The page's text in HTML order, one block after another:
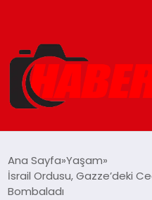
GÜNCEL
Ana Sayfa Yaşam
İsrail Ordusu, Gazze’deki
Bombaladı